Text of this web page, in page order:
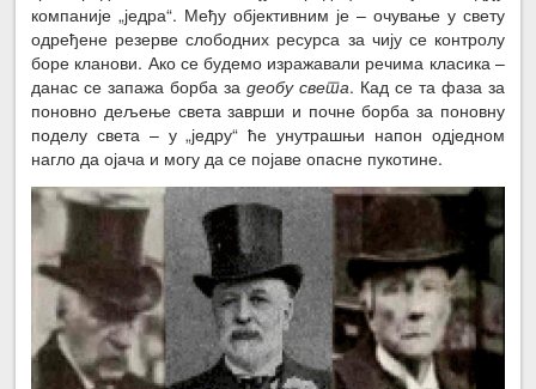
компаније „једра“. Међу објективним је – очување у свету
одређене резерве слободних ресурса за чију се контролу
боре кланови. Ако се будемо изражавали речима класика –
данас се запажа борба за деобу света. Кад се та фаза за
поновно дељење света заврши и почне борба за поновну
поделу света – у „једру“ ће унутрашњи напон одједном
нагло да ојача и могу да се појаве опасне пукотине.